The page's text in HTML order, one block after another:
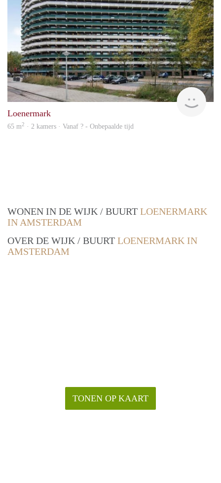
Loenermark
65 m2 · 2 kamers · Vanaf ? - Onbepaalde tijd
WONEN IN DE WIJK / BUURT LOENERMARK
IN AMSTERDAM
OVER DE WIJK / BUURT LOENERMARK IN
AMSTERDAM
TONEN OP KAART